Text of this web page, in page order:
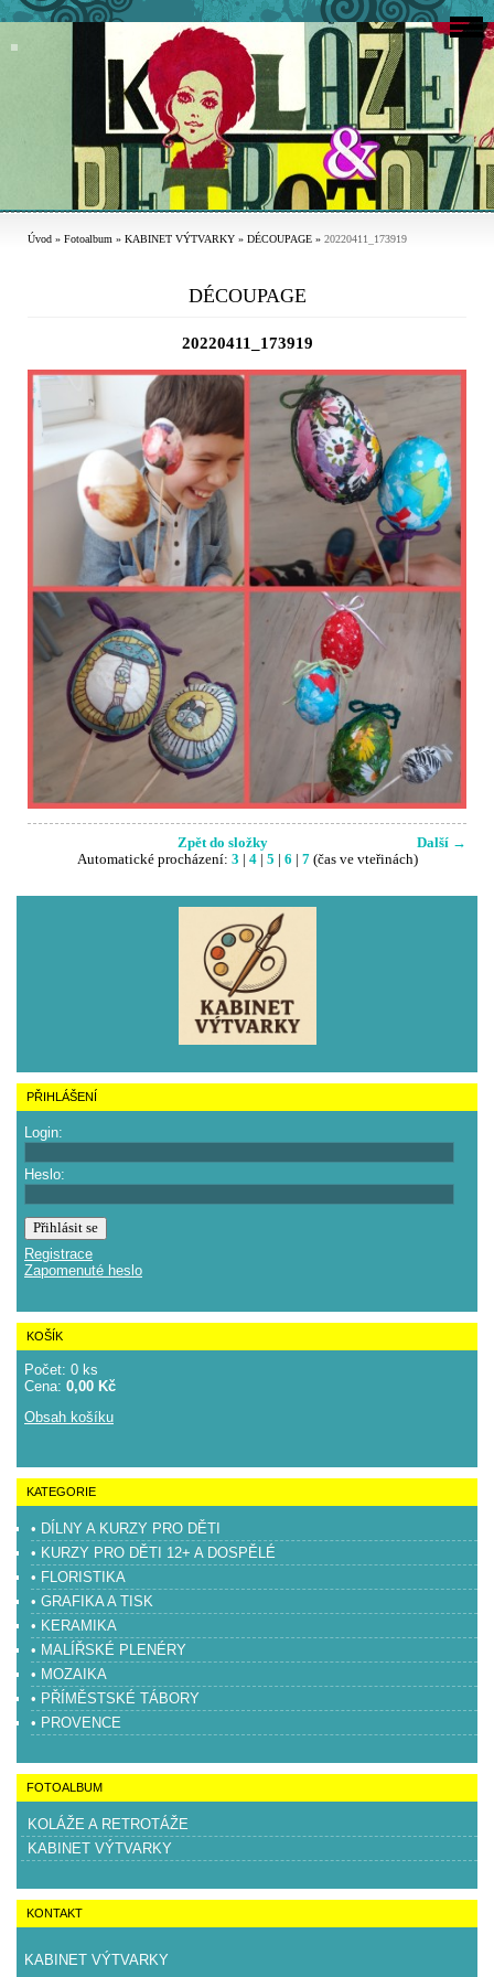
Úvod » Fotoalbum » KABINET VÝTVARKY » DÉCOUPAGE » 20220411_173919
DÉCOUPAGE
20220411_173919
Další →
Zpět do složky
Automatické procházení: 3 4| 5 6 7(čas ve vteřinách)
PŘIHLÁŠENÍ
Login:
Heslo:
Registrace
Zapomenuté heslo
KOŠÍK
Počet: 0 ks
Cena: 0,00 Kč
Obsah košíku
KATEGORIE
• DÍLNY A KURZY PRO DĚTI
• KURZY PRO DĚTI 12+ A DOSPĚLÉ
• FLORISTIKA
• GRAFIKA A TISK
• KERAMIKA
• MALÍŘSKÉ PLENÉRY
• MOZAIKA
• PŘÍMĚSTSKÉ TÁBORY
• PROVENCE
FOTOALBUM
KOLÁŽE A RETROTÁŽE
KABINET VÝTVARKY
KONTAKT
KABINET VÝTVARKY